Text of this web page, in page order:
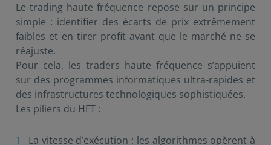
Le trading haute fréquence repose sur un principe
simple : identifier des écarts de prix extrêmement
faibles et en tirer profit avant que le marché ne se
réajuste.
Pour cela, les traders haute fréquence s’appuient
sur des programmes informatiques ultra-rapides et
des infrastructures technologiques sophistiquées.
Les piliers du HFT :
La vitesse d’exécution : les algorithmes opèrent à